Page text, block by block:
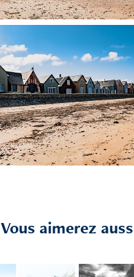
Vous aimerez